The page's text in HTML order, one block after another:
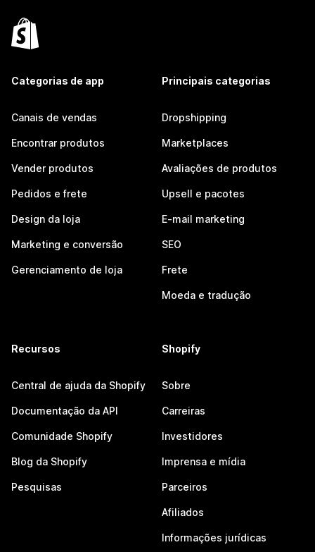
Categorias de app
Canais de vendas
Encontrar produtos
Vender produtos
Pedidos e frete
Design da loja
Marketing e conversão
Gerenciamento de loja
Principais categorias
Dropshipping
Marketplaces
Avaliações de produtos
Upsell e pacotes
E-mail marketing
SEO
Frete
Moeda e tradução
Recursos
Central de ajuda da Shopify
Documentação da API
Comunidade Shopify
Blog da Shopify
Pesquisas
Shopify
Sobre
Carreiras
Investidores
Imprensa e mídia
Parceiros
Afiliados
Informações jurídicas